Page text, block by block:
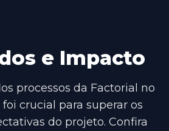
e Impacto
processos da Factorial no
foi crucial para superar os
do projeto. Confira